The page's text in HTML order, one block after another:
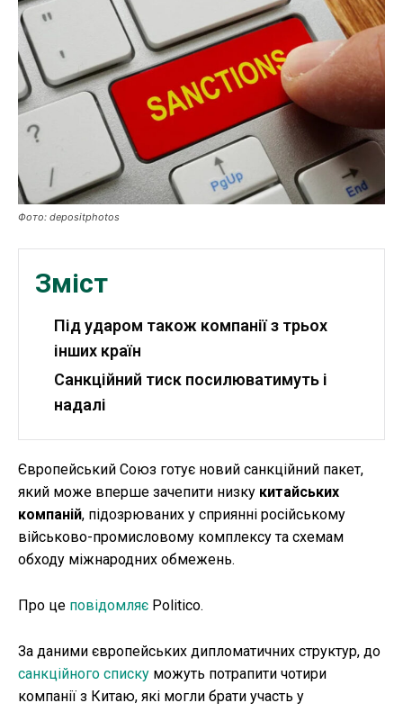
Робота і освіта
Публікації
Курс валют
Фото: depositphotos
Зміст
Під ударом також компанії з трьох
інших країн
Санкційний тиск посилюватимуть і
надалі
Європейський Союз готує новий санкційний пакет,
який може вперше зачепити низку китайських
компаній, підозрюваних у сприянні російському
військово-промисловому комплексу та схемам
обходу міжнародних обмежень.
Про це повідомляє Politico.
За даними європейських дипломатичних структур, до
санкційного списку можуть потрапити чотири
компанії з Китаю, які могли брати участь у